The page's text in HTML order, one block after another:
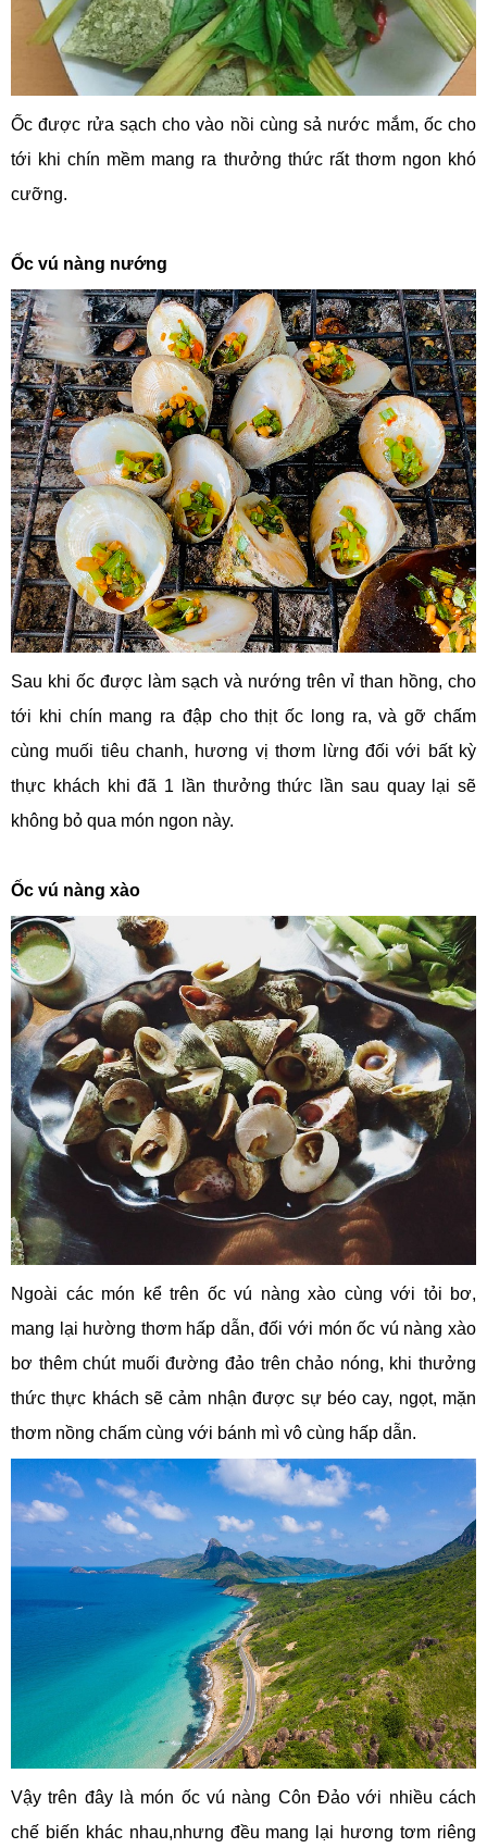
Ốc được rửa sạch cho vào nồi cùng sả nước mắm, ốc cho
tới khi chín mềm mang ra thưởng thức rất thơm ngon khó
cưỡng.
Ốc vú nàng nướng
Sau khi ốc được làm sạch và nướng trên vỉ than hồng, cho
tới khi chín mang ra đập cho thịt ốc long ra, và gỡ chấm
cùng muối tiêu chanh, hương vị thơm lừng đối với bất kỳ
thực khách khi đã 1 lần thưởng thức lần sau quay lại sẽ
không bỏ qua món ngon này.
Ốc vú nàng xào
Ngoài các món kể trên ốc vú nàng xào cùng với tỏi bơ,
mang lại hường thơm hấp dẫn, đối với món ốc vú nàng xào
bơ thêm chút muối đường đảo trên chảo nóng, khi thưởng
thức thực khách sẽ cảm nhận được sự béo cay, ngọt, mặn
thơm nồng chấm cùng với bánh mì vô cùng hấp dẫn.
Vậy trên đây là món ốc vú nàng Côn Đảo với nhiều cách
chế biến khác nhau,nhưng đều mang lại hương tơm riêng